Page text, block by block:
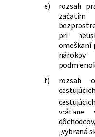
e)
rozsah
začatím
pri
omeškaní
nárokov
f)
rozsah
vrátane
„vybraná